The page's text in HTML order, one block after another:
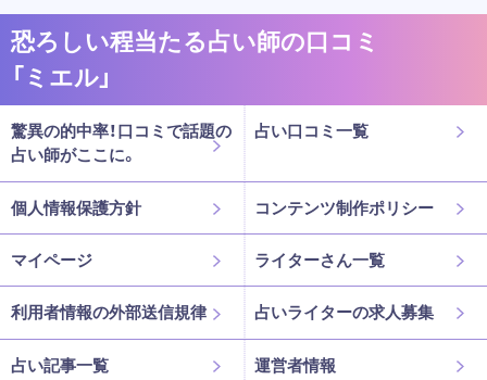
恐ろしい程当たる占い師の口コミ
「ミエル」
驚異の的中率！口コミで話題の
占い師がここに。
占い口コミ一覧
個人情報保護方針 コンテンツ制作ポリシー
マイページ ライターさん一覧
利用者情報の外部送信規律 占いライターの求人募集
占い記事一覧 運営者情報